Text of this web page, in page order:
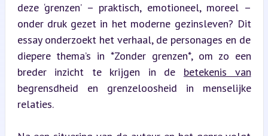
deze ‘grenzen’ – praktisch, emotioneel, moreel –
onder druk gezet in het moderne gezinsleven? Dit
essay onderzoekt het verhaal, de personages en de
diepere thema’s in *Zonder grenzen*, om zo een
breder inzicht te krijgen in de betekenis van
begrensdheid en grenzeloosheid in menselijke
relaties.